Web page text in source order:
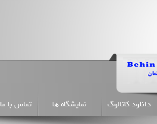
دانلود کاتالوگ نمایشگاه ها تماس با ما